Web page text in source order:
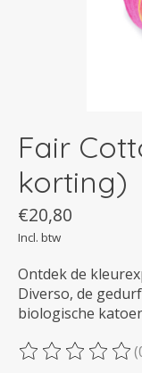
Fair
korting)
€20,80
Incl. btw
Ontdek de
Diverso, de
biologische
De beoordeling